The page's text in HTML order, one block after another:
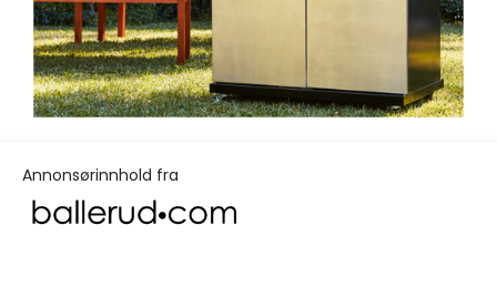
Annonsørinnhold fra